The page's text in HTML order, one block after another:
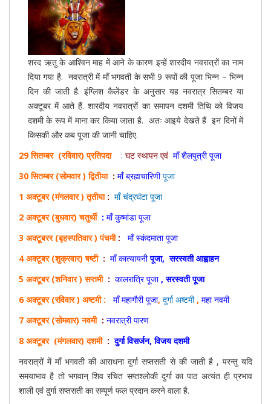
शरद ऋतु के आश्विन माह में आने के कारण इन्हें शारदीय नवरात्रों का नाम
दिया गया है. नवरात्री में माँ भगवती के सभी 9 रूपों की पूजा भिन्न – भिन्न
दिन की जाती है. इंग्लिश कैलेंडर के अनुसार यह नवरात्र सितम्बर या
अक्टूबर में आते हैं. शारदीय नवरात्रों का समापन दशमी तिथि को विजय
दशमी के रूप में माना कर किया जाता है. अतः आइये देखते हैं इन दिनों में
किसकी और कब पूजा की जानी चाहिए.
29 सितम्बर (रविवार) प्रतिपदा : घट स्थापन एवं माँ शैलपुत्री पूजा
30 सितम्बर (सोमवार ) द्वितीया : माँ ब्रह्मचारिणीपूजा
1 अक्टूबर (मंगलवार ) तृतीया: माँ चंद्रघंटा पूजा
2 अक्टूबर (बुधवार) चतुर्थी : माँ कुष्मांडा पूजा
3 अक्टूबरर (बृहस्पतिवार ) पंचमी:
माँ स्कंदमाता पूजा
4 अक्टूबर (शुक्रवार) षष्टी : माँ कात्यायनीपूजा, सरस्वती आह्वाहन
5 अक्टूबर (शनिवार ) सप्तमी : कालरात्रि पूजा, सरस्वती पूजा
6 अक्टूबर (रविवार ) अष्टमी : माँ महागौरी पूजा, दुर्गा अष्टमी, महा नवमी
7 अक्टूबर (सोमवार) नवमी : नवरात्री पारण
8 अक्टूबर (मंगलवार) दशमी :दुर्गा विसर्जन, विजय दशमी
नवरात्रों में माँ भगवती की आराधना दुर्गा सप्तसती से की जाती है , परन्तु यदि
समयाभाव है तो भगवान् शिव रचित सप्तश्लोकी दुर्गा का पाठ अत्यंत ही प्रभाव
शाली एवं दुर्गा सप्तसती का सम्पूर्ण फल प्रदान करने वाला है.